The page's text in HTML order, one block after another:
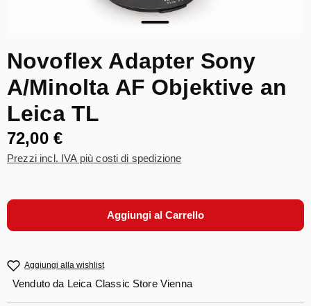
Novoflex Adapter Sony
A/Minolta AF Objektive an
Leica TL
72,00 €
Prezzi incl. IVA più costi di spedizione
Aggiungi al Carrello
Aggiungi alla wishlist
Venduto da Leica Classic Store Vienna